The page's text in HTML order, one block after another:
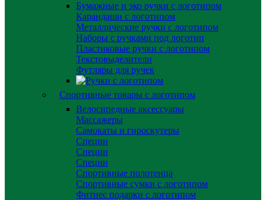
Бумажные и эко ручки с логотипом
Карандаши с логотипом
Металлические ручки с логотипом
Наборы с ручками под логотип
Пластиковые ручки с логотипом
Текстовыделители
Футляры для ручек
Спортивные товары с логотипом
Велосипедные аксессуары
Массажеры
Самокаты и гироскутеры
Специи
Специи
Специи
Спортивные полотенца
Спортивные сумки с логотипом
Фитнес подарки с логотипом